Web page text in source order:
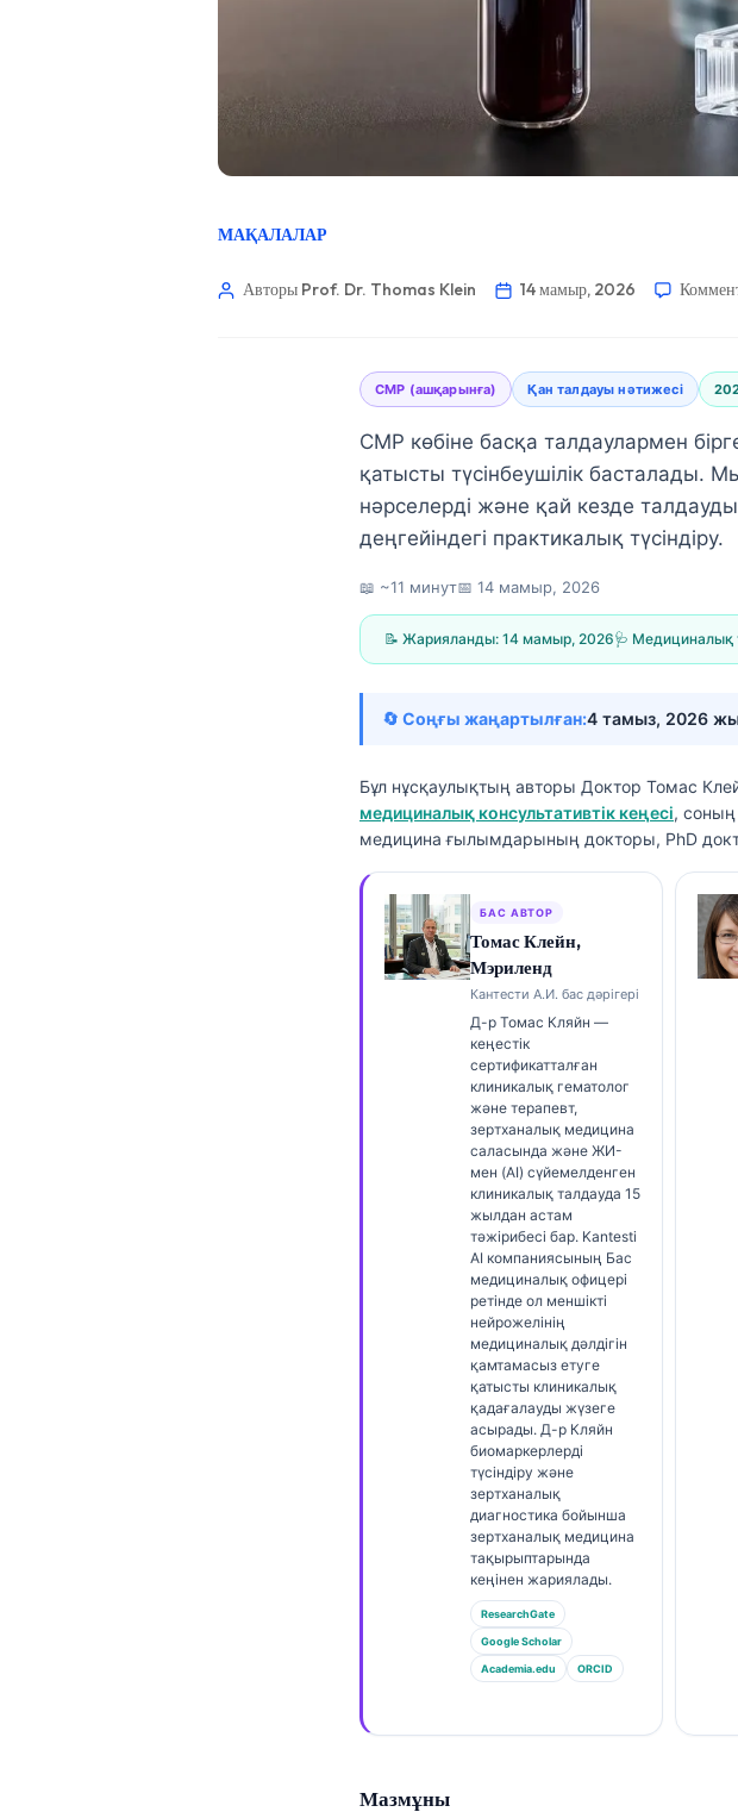
МАҚАЛАЛАР
Авторы Prof. Dr. Thomas Klein 14 мамыр, 2026
CMP (ашқарынға) Қан талдауы нәтижесі
CMP көбіне басқа талдаулармен
қатысты түсінбеушілік басталады.
нәрселерді және қай кезде
деңгейіндегі практикалық түсіндіру.
📖 ~11 минут📅 14 мамыр, 2026
📝 Жарияланды: 14 мамыр, 2026🩺 Медициналық
🔄 Соңғы жаңартылған:4 тамыз, 2026
Бұл нұсқаулықтың авторы Доктор Томас
медициналық консультативтік кеңесі, соның
медицина ғылымдарының докторы, PhD
БАС АВТОР
Томас Клейн,
Мэриленд
Кантести А.И. бас дәрігері
Д-р Томас Кляйн —
кеңестік
сертификатталған
клиникалық гематолог
және терапевт,
зертханалық медицина
саласында және ЖИ-
мен (AI) сүйемелденген
клиникалық талдауда 15
жылдан астам
тәжірибесі бар. Kantesti
AI компаниясының Бас
медициналық офицері
ретінде ол меншікті
нейрожелінің
медициналық дәлдігін
қамтамасыз етуге
қатысты клиникалық
қадағалауды жүзеге
асырады. Д-р Кляйн
биомаркерлерді
түсіндіру және
зертханалық
диагностика бойынша
зертханалық медицина
тақырыптарында
кеңінен жариялады.
ResearchGate
Google Scholar
Academia.edu ORCID
Мазмұны